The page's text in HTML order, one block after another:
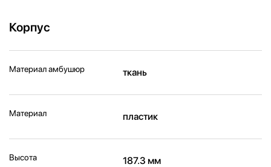
Корпус
Материал амбушюр ткань
Материал пластик
Высота 187.3 мм